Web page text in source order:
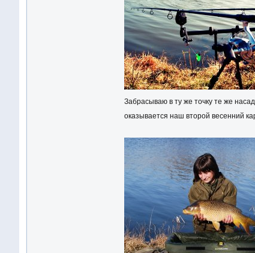
Забрасываю в ту же точку те же
оказывается наш второй весенний